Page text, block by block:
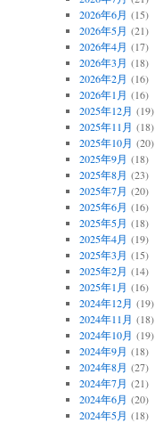
2026年6月 (15)
2026年5月 (21)
2026年4月 (17)
2026年3月 (18)
2026年2月 (16)
2026年1月 (16)
2025年12月 (19)
2025年11月 (18)
2025年10月 (20)
2025年9月 (18)
2025年8月 (23)
2025年7月 (20)
2025年6月 (16)
2025年5月 (18)
2025年4月 (19)
2025年3月 (15)
2025年2月 (14)
2025年1月 (16)
2024年12月 (19)
2024年11月 (18)
2024年10月 (19)
2024年9月 (18)
2024年8月 (27)
2024年7月 (21)
2024年6月 (20)
2024年5月 (18)